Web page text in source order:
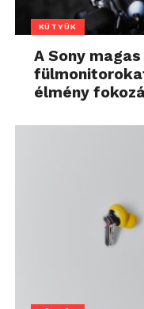
KÜTYÜK
A Sony
élmény